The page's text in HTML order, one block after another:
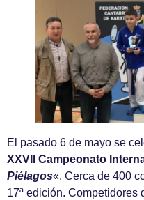
El pasado 6 de mayo se
XXVII Campeonato
Piélagos«. Cerca de 400
17ª edición. Competidores